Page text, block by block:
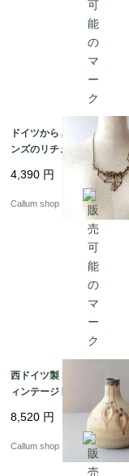
ドイツから 真鍮orブロ
ンズのリチュアルなペ
ンダント コスチューム
ジュエリー アクセサリ
ー アンティーク_2607
4,390 円
Callum shop
西ドイツ製 Sgrafo ヴ
ィンテージ 陶器の花瓶
Art pottery Peter Mull
er スグラフォ 花器 一
輪挿し ミッドセンチュ
リー期 フラワーベース
8,520 円
Callum shop